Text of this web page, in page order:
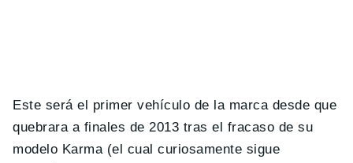
Este será el primer vehículo de la marca desde que
quebrara a finales de 2013 tras el fracaso de su
modelo Karma (el cual curiosamente sigue